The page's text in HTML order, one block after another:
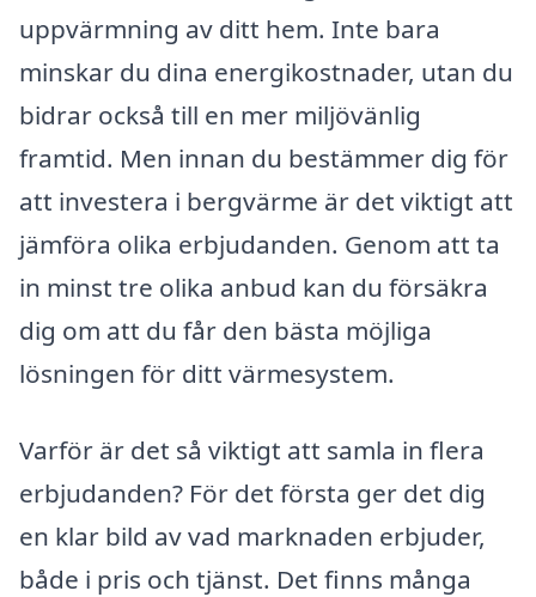
uppvärmning av ditt hem. Inte bara
minskar du dina energikostnader, utan du
bidrar också till en mer miljövänlig
framtid. Men innan du bestämmer dig för
att investera i bergvärme är det viktigt att
jämföra olika erbjudanden. Genom att ta
in minst tre olika anbud kan du försäkra
dig om att du får den bästa möjliga
lösningen för ditt värmesystem.
Varför är det så viktigt att samla in flera
erbjudanden? För det första ger det dig
en klar bild av vad marknaden erbjuder,
både i pris och tjänst. Det finns många